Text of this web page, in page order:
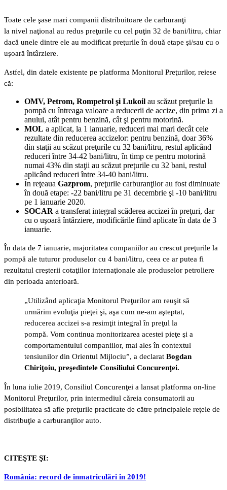
Toate cele şase mari companii distribuitoare de carburanţi
la nivel naţional au redus preţurile cu cel puţin 32 de bani/litru, chiar
dacă unele dintre ele au modificat preţurile în două etape şi/sau cu o
uşoară întârziere.
Astfel, din datele existente pe platforma Monitorul Preţurilor, reiese
că:
OMV, Petrom, Rompetrol şi Lukoil au scăzut preţurile la
pompă cu întreaga valoare a reducerii de accize, din prima zi a
anului, atât pentru benzină, cât şi pentru motorină.
MOL a aplicat, la 1 ianuarie, reduceri mai mari decât cele
rezultate din reducerea accizelor: pentru benzină, doar 36%
din staţii au scăzut preţurile cu 32 bani/litru, restul aplicând
reduceri între 34-42 bani/litru, în timp ce pentru motorină
numai 43% din staţii au scăzut preţurile cu 32 bani, restul
aplicând reduceri între 34-40 bani/litru.
În reţeaua Gazprom, preţurile carburanţilor au fost diminuate
în două etape: -22 bani/litru pe 31 decembrie şi -10 bani/litru
pe 1 ianuarie 2020.
SOCAR a transferat integral scăderea accizei în preţuri, dar
cu o uşoară întârziere, modificările fiind aplicate în data de 3
ianuarie.
În data de 7 ianuarie, majoritatea companiilor au crescut preţurile la
pompă ale tuturor produselor cu 4 bani/litru, ceea ce ar putea fi
rezultatul creşterii cotaţiilor internaţionale ale produselor petroliere
din perioada anterioară.
„Utilizând aplicaţia Monitorul Preţurilor am reuşit să
urmărim evoluţia pieţei şi, aşa cum ne-am aşteptat,
reducerea accizei s-a resimţit integral în preţul la
pompă. Vom continua monitorizarea acestei pieţe şi a
comportamentului companiilor, mai ales în contextul
tensiunilor din Orientul Mijlociu”, a declarat Bogdan
Chiriţoiu, preşedintele Consiliului Concurenţei.
În luna iulie 2019, Consiliul Concurenţei a lansat platforma on-line
Monitorul Preţurilor, prin intermediul căreia consumatorii au
posibilitatea să afle preţurile practicate de către principalele reţele de
distribuţie a carburanţilor auto.
CITEŞTE ŞI:
România: record de înmatriculări în 2019!